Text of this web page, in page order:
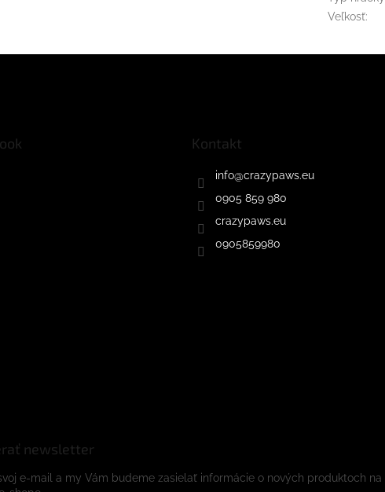
Veľkosť:
Kontakt
info@crazypaws.eu
0905 859 980
crazypaws.eu
0905859980
newsletter
e-mail a my Vám budeme zasielať informácie o nových produktoch na